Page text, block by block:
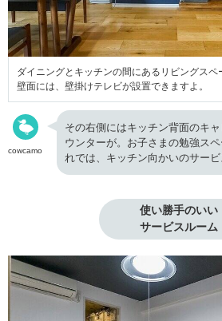
ダイニングとキッチンの間にあるリビングス
壁面には、壁掛けテレビが設置できますよ。
cowcamo
その右側にはキッチン背面のキ
ウンターが。お子さまの勉強ス
れでは、キッチン向かいのサービ
使い勝手のいい
サービスルーム